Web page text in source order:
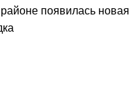
появилась новая